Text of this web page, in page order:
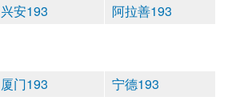
兴安193 阿拉善193
厦门193
宁德193